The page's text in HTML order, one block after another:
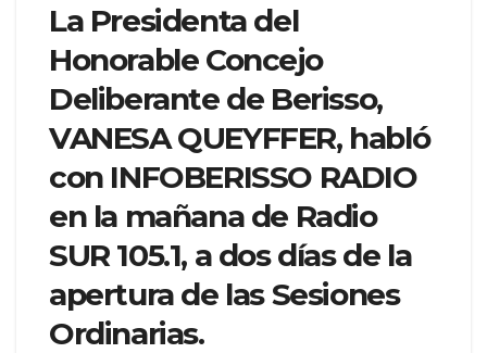
La Presidenta del
Honorable Concejo
Deliberante de Berisso,
VANESA QUEYFFER, habló
con INFOBERISSO RADIO
en la mañana de Radio
SUR 105.1, a dos días de la
apertura de las Sesiones
Ordinarias.